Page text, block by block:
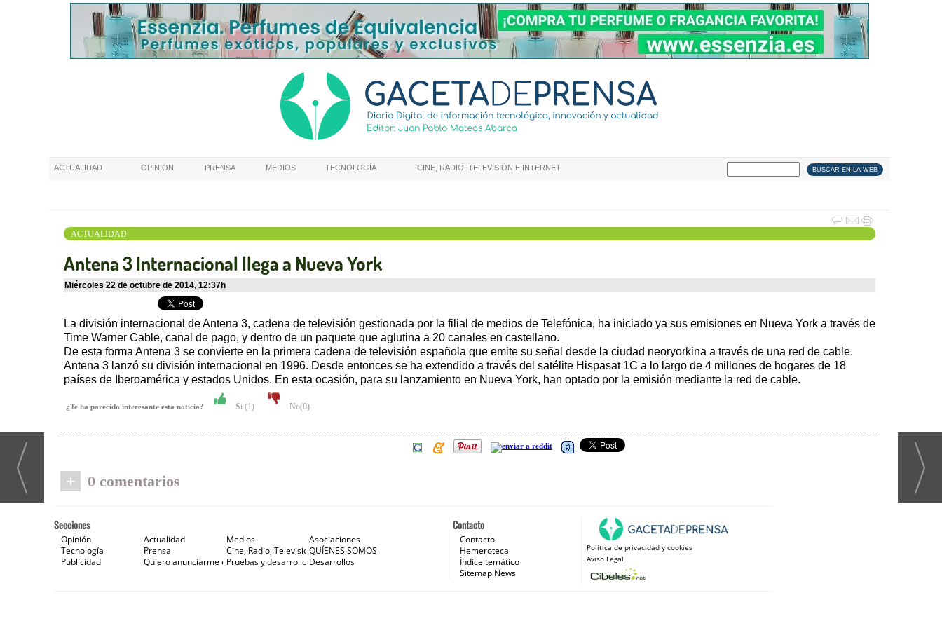
ACTUALIDAD OPINIÓN PRENSA MEDIOS TECNOLOGÍA CINE, RADIO, TELEVISIÓN E INTERNET
ACTUALIDAD
Antena 3 Internacional llega a Nueva York
miércoles 22 de octubre de 2014, 12:37h
La división internacional de Antena 3, cadena de televisión gestionada por la filial de medios de Telefónica, ha iniciado ya sus emisiones en Nueva York a través de
Time Warner Cable, canal de pago, y dentro de un paquete que aglutina a 20 canales en castellano.
De esta forma Antena 3 se convierte en la primera cadena de televisión española que emite su señal desde la ciudad neoryorkina a través de una red de cable.
Antena 3 lanzó su división internacional en 1996. Desde entonces se ha extendido a través del satélite Hispasat 1C a lo largo de 4 millones de hogares de 18
países de Iberoamérica y estados Unidos. En esta ocasión, para su lanzamiento en Nueva York, han optado por la emisión mediante la red de cable.
¿Te ha parecido interesante esta noticia? Si (1) No(0)
+ 0 comentarios
Contacto
Contacto
Hemeroteca
Índice temático
Sitemap News
Política de privacidad y cookies
Aviso Legal
Secciones
Opinión Actualidad Medios
Asociaciones
Tecnología
Prensa Cine, Radio, Televisión e Internet
QUÍENES SOMOS
Publicidad
Quiero anunciarme en Gaceta de Prensa
Pruebas y desarrollosDesarrollos